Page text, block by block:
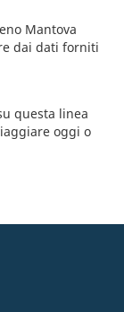
Mantova
dai dati forniti
questa linea
oggi o